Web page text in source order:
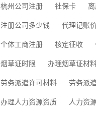
杭州公司注册
社保卡
注册公司多少钱
代理记账
个体工商注册
核定征收
烟草证时限
办理烟草证材
劳务派遣许可材料
劳务派
办理人力资源资质
人力资